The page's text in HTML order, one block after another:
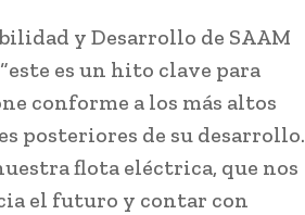
y Desarrollo de SAAM
es un hito clave para
conforme a los más altos
posteriores de su desarrollo.
flota eléctrica, que nos
el futuro y contar con